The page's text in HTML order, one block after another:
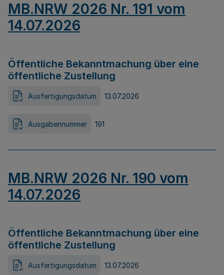
MB.NRW 2026 Nr. 191 vom
14.07.2026
Öffentliche Bekanntmachung über eine
öffentliche Zustellung
Ausfertigungsdatum 13.07.2026
Ausgabennummer 191
MB.NRW 2026 Nr. 190 vom
14.07.2026
Öffentliche Bekanntmachung über eine
öffentliche Zustellung
Ausfertigungsdatum 13.07.2026